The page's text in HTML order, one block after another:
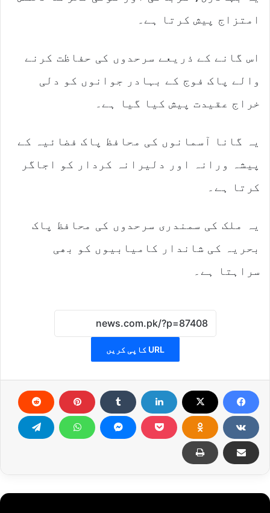
امتزاج پیش کرتا ہے۔
اس گانے کے ذریعے سرحدوں کی حفاظت کرنے
والے پاک فوج کے بہادر جوانوں کو دلی
خراج عقیدت پیش کیا گیا ہے۔
یہ گانا آسمانوں کی محافظ پاک فضائیہ کے
پیشہ ورانہ اور دلیرانہ کردار کو اجاگر
کرتا ہے۔
یہ ملک کی سمندری سرحدوں کی محافظ پاک
بحریہ کی شاندار کامیابیوں کو بھی
سراہتا ہے۔
URL کاپی کریں